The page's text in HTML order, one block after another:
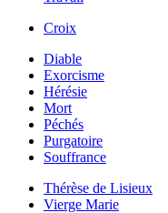
Croix
Diable
Exorcisme
Hérésie
Mort
Péchés
Purgatoire
Souffrance
Thérèse de Lisieux
Vierge Marie